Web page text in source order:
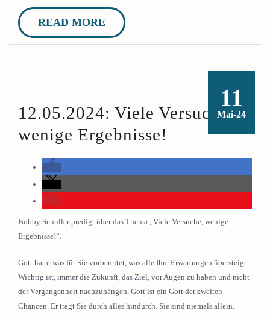
READ MORE
11
Mai-24
12.05.2024: Viele Versuche,
wenige Ergebnisse!
Bobby Schuller predigt über das Thema „Viele Versuche, wenige
Ergebnisse!“.
Gott hat etwas für Sie vorbereitet, was alle Ihre Erwartungen übersteigt.
Wichtig ist, immer die Zukunft, das Ziel, vor Augen zu haben und nicht
der Vergangenheit nachzuhängen. Gott ist ein Gott der zweiten
Chancen. Er trägt Sie durch alles hindurch. Sie sind niemals allein.